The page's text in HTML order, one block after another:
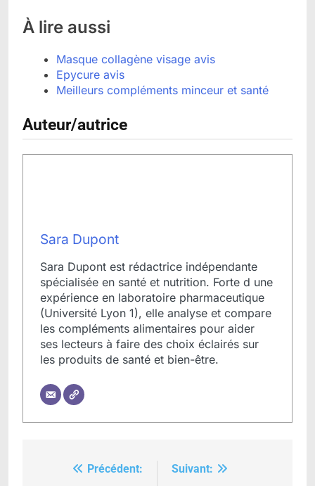
À lire aussi
Masque collagène visage avis
Epycure avis
Meilleurs compléments minceur et santé
Auteur/autrice
Sara Dupont
Sara Dupont est rédactrice indépendante
spécialisée en santé et nutrition. Forte d une
expérience en laboratoire pharmaceutique
(Université Lyon 1), elle analyse et compare
les compléments alimentaires pour aider
ses lecteurs à faire des choix éclairés sur
les produits de santé et bien-être.
Navigation
Précédent:
Suivant: